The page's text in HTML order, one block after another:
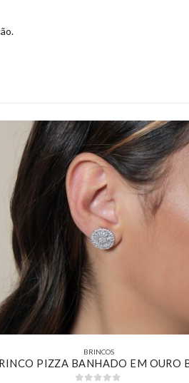
BRINCOS